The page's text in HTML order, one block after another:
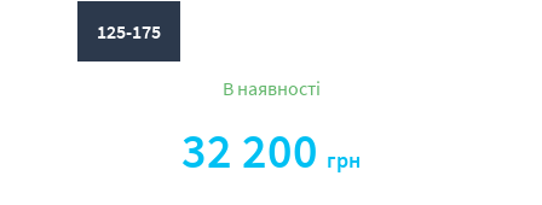
125-175
В наявності
32 200 грн